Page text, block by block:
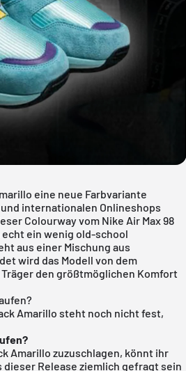
eine neue Farbvariante
internationalen Onlineshops
Colourway vom Nike Air Max 98
ein wenig old-school
aus einer Mischung aus
wird das Modell von dem
den größtmöglichen Komfort
Amarillo steht noch nicht fest,
Amarillo zuzuschlagen, könnt ihr
Release ziemlich gefragt sein